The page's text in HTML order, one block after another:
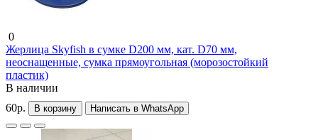
0
Жерлица Skyfish в сумке D200 мм, кат. D70 мм,
неоснащенные, сумка прямоугольная (морозостойкий
пластик)
В наличии
60р.
В корзину Написать в WhatsApp